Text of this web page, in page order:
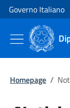
Vai al contenuto
Vai alla navigazione
Governo Italiano
Homepage /